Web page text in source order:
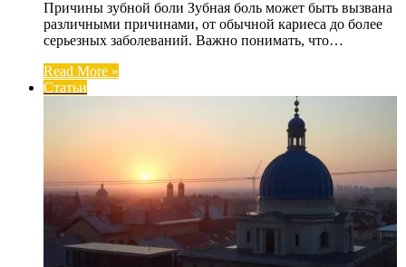
Причины зубной боли Зубная боль может быть вызвана
различными причинами, от обычной кариеса до более
серьезных заболеваний. Важно понимать, что…
Read More »
Статьи